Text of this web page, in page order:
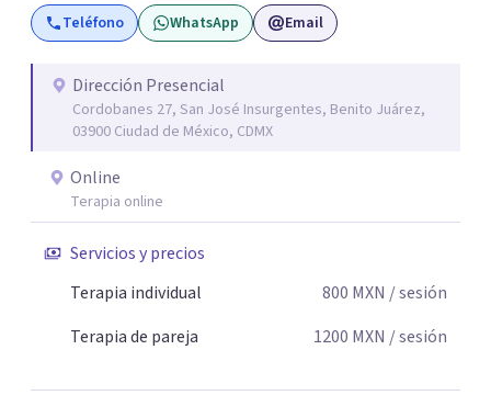
Teléfono WhatsApp Email
Dirección Presencial
Cordobanes 27, San José Insurgentes, Benito Juárez,
03900 Ciudad de México, CDMX
Online
Terapia online
Servicios y precios
Terapia individual
800 MXN / sesión
Terapia de pareja
1200 MXN / sesión